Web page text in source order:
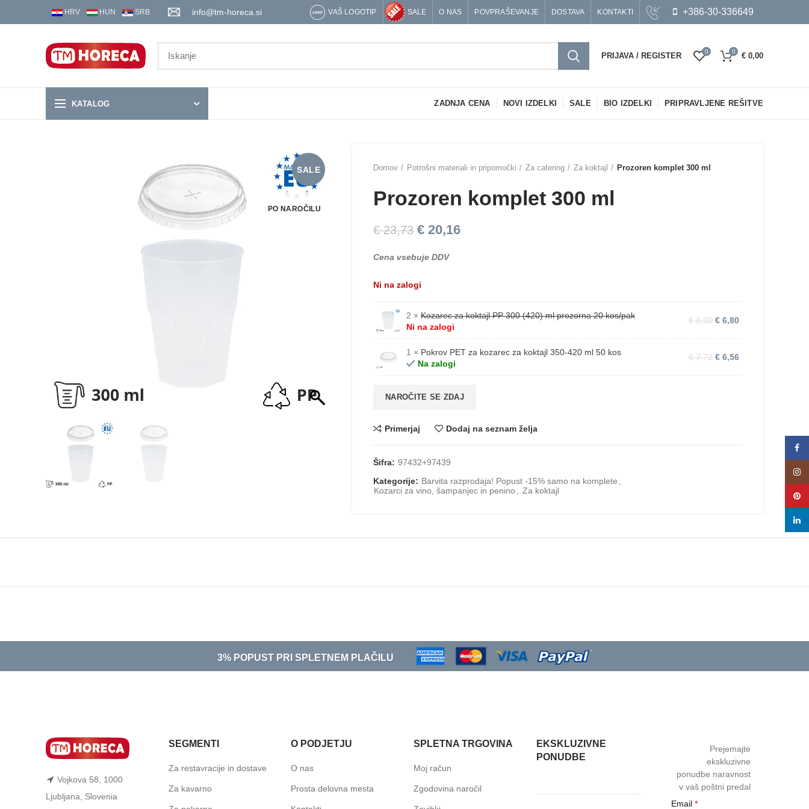
HRV HUN SRB info@tm-horeca.si VAŠ LOGOTIP SALE O NAS POVPRAŠEVANJE DOSTAVA KONTAKTI +386-30-336649
PRIJAVA / REGISTER 0 0 € 0,00
KATALOG ZADNJA CENA NOVI IZDELKI SALE BIO IZDELKI PRIPRAVLJENE REŠITVE
SALE
PO NAROČILU
Domov Potrošni materiali in pripomočki Za catering Za koktajl Prozoren komplet 300 ml
Prozoren komplet 300 ml
€23,73 €20,16
Cena vsebuje DDV
Ni na zalogi
2 ×Kozarec za koktajl PP 300 (420) ml prozorna 20 kos/pak
Ni na zalogi
€8,00 € 6,80
1 × Pokrov PET za kozarec za koktajl 350-420 ml 50 kos
Na zalogi
€7,72 € 6,56
NAROČITE SE ZDAJ
Primerjaj Dodaj na seznam želja
Šifra: 97432+97439
Kategorije: Barvita razprodaja! Popust -15% samo na komplete
Kozarci za vino, šampanjec in penino
Za koktajl
3% POPUST PRI SPLETNEM PLAČILU
Vojkova 58, 1000
Ljubljana, Slovenia
SEGMENTI
Za restavracije in dostave
Za kavarno
O PODJETJU
O nas
Prosta delovna mesta
SPLETNA TRGOVINA
Moj račun
Zgodovina naročil
EKSKLUZIVNE
PONUDBE
Prejemajte
ekskluzivne
ponudbe naravnost
v vaš poštni predal
Email